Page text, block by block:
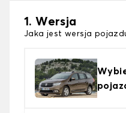
1. Wersja
Jaka jest wersja